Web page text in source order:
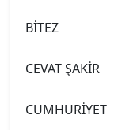
BİTEZ
CEVAT ŞAKİR
CUMHURİYET